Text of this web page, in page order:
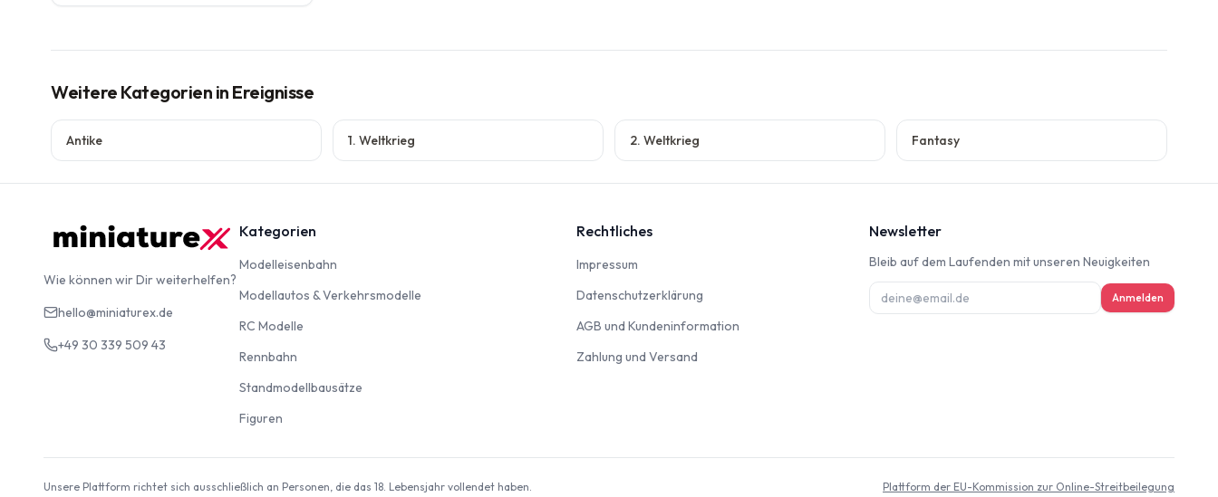
Weitere Kategorien in Ereignisse
Antike 1. Weltkrieg 2. Weltkrieg Fantasy
Wie können wir Dir weiterhelfen?
hello@miniaturex.de
+49 30 339 509 43
Kategorien
Modelleisenbahn
Modellautos & Verkehrsmodelle Modellautos & Verkehrsmodelle
RC Modelle
Rennbahn
Standmodellbausätze
Figuren
Rechtliches
ImpressumImpressum
DatenschutzerklärungDatenschutzerklärung
AGB und KundeninformationAGB und Kundeninformation
Zahlung und VersandZahlung und Versand
Newsletter
Bleib auf dem Laufenden mit unseren Neuigkeiten
Anmelden
Unsere Plattform richtet sich ausschließlich an Personen, die das 18. Lebensjahr vollendet haben. Plattform der EU-Kommission zur Online-Streitbeilegung